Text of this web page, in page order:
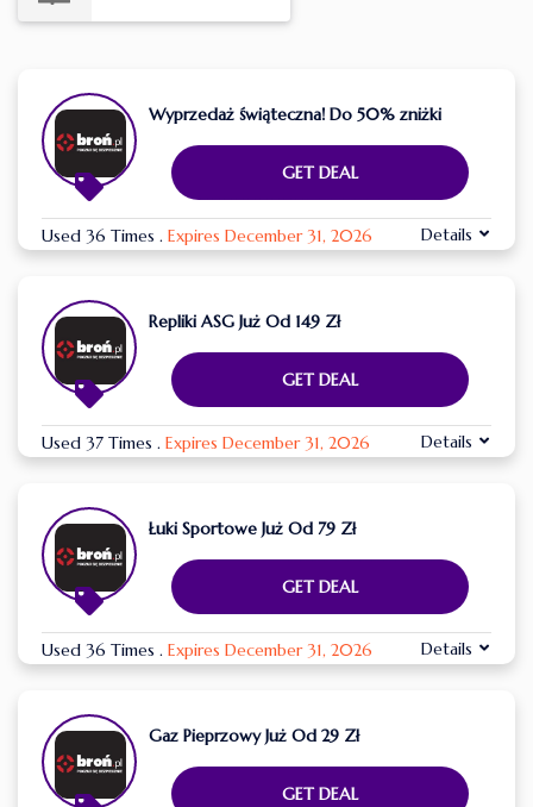
Wyprzedaż świąteczna! Do 50% zniżki
GET DEAL
Used 36 Times . Expires December 31, 2026 Details
Repliki ASG Już Od 149 Zł
GET DEAL
Used 37 Times . Expires December 31, 2026 Details
Łuki Sportowe Już Od 79 Zł
GET DEAL
Used 36 Times . Expires December 31, 2026 Details
Gaz Pieprzowy Już Od 29 Zł
GET DEAL